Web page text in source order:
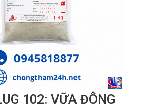
102: VỮA ĐÔNG